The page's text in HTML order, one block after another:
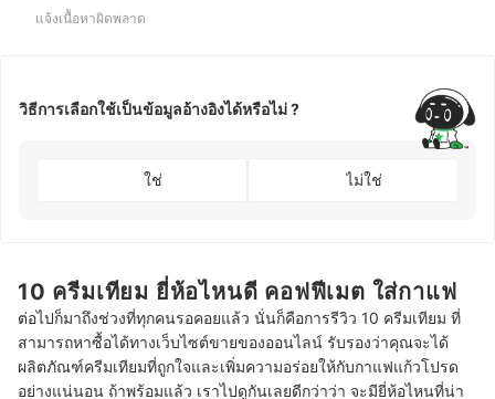
แจ้งเนื้อหาผิดพลาด
วิธีการเลือกใช้เป็นข้อมูลอ้างอิงได้หรือไม่ ?
ใช่ ไม่ใช่
10 ครีมเทียม ยี่ห้อไหนดี คอฟฟีเมต ใส่กาแฟ
ต่อไปก็มาถึงช่วงที่ทุกคนรอคอยแล้ว นั่นก็คือการรีวิว 10 ครีมเทียม ที่
สามารถหาซื้อได้ทางเว็บไซต์ขายของออนไลน์ รับรองว่าคุณจะได้
ผลิตภัณฑ์ครีมเทียมที่ถูกใจและเพิ่มความอร่อยให้กับกาแฟแก้วโปรด
อย่างแน่นอน ถ้าพร้อมแล้ว เราไปดูกันเลยดีกว่าว่า จะมียี่ห้อไหนที่น่า